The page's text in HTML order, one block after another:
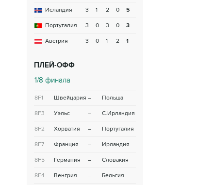
Исландия 3 1 2 0 5
Португалия 3 0 3 0 3
Австрия 3 0 1 2 1
ПЛЕЙ-ОФФ
1/8 финала
8F1 Швейцария – Польша
8F3 Уэльс – С.Ирландия
8F2 Хорватия – Португалия
8F7 Франция – Ирландия
8F5 Германия – Словакия
8F4 Венгрия – Бельгия